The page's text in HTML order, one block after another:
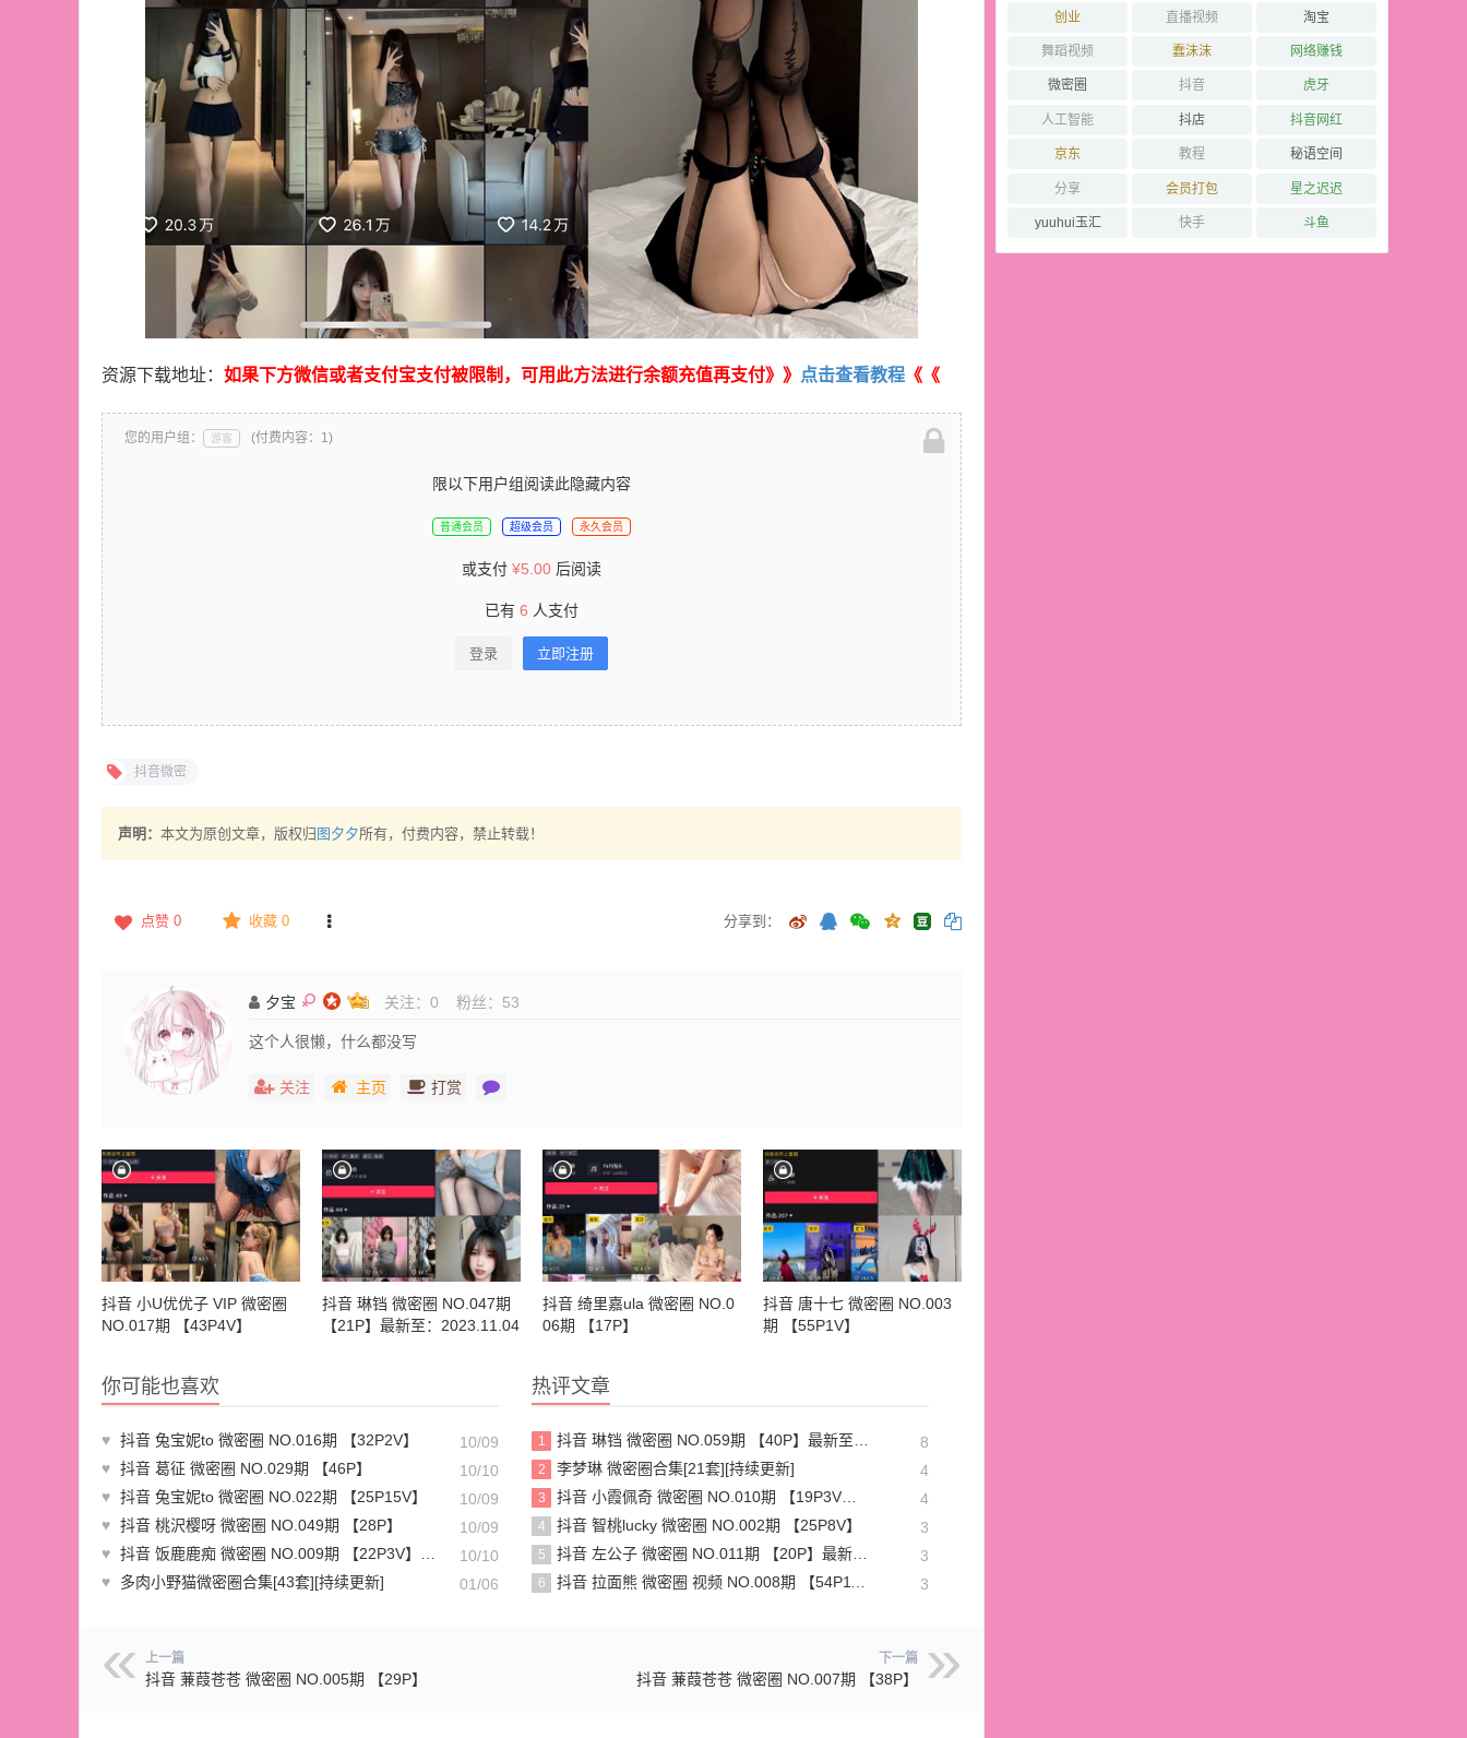
资源下载地址： 如果下方微信或者支付宝支付被限制，可用此方法进行余额充值再支付》》 点击查看教程 《《
您的用户组： 游客 (付费内容：1)
限以下用户组阅读此隐藏内容
普通会员 超级会员 永久会员
或支付 ¥5.00 后阅读
已有 6 人支付
登录 立即注册
抖音微密
声明： 本文为原创文章，版权归 图夕夕所有，付费内容，禁止转载！
点赞 0 收藏 0 分享到：
夕宝 关注： 0 粉丝： 53
这个人很懒，什么都没写
关注 主页 打赏
抖音 小U优优子 VIP 微密圈
NO.017期 【43P4V】
抖音 琳铛 微密圈 NO.047期
【21P】最新至：2023.11.04
抖音 绮里嘉ula 微密圈 NO.0
06期 【17P】
抖音 唐十七 微密圈 NO.003
期 【55P1V】
你可能也喜欢
♥ 抖音 兔宝妮to 微密圈 NO.016期 【32P2V】
10/09
♥ 抖音 葛征 微密圈 NO.029期 【46P】
10/10
♥ 抖音 兔宝妮to 微密圈 NO.022期 【25P15V】
10/09
♥ 抖音 桃沢樱呀 微密圈 NO.049期 【28P】
10/09
♥ 抖音 饭鹿鹿痴 微密圈 NO.009期 【22P3V】最新至：2023.7.18
10/10
♥
多肉小野猫微密圈合集[43套][持续更新] 01/06
热评文章
1 抖音 琳铛 微密圈 NO.059期 【40P】最新至：2024.1.10 8
2 李梦琳 微密圈合集[21套][持续更新] 4
3 抖音 小霞佩奇 微密圈 NO.010期 【19P3V】最新至：2025.5.26 4
4 抖音 智桃lucky 微密圈 NO.002期 【25P8V】 3
5 抖音 左公子 微密圈 NO.011期 【20P】最新至：2024.5.13 3
6 抖音 拉面熊 微密圈 视频 NO.008期 【54P11V】 3
上一篇
抖音 蒹葭苍苍 微密圈 NO.005期 【29P】
下一篇
抖音 蒹葭苍苍 微密圈 NO.007期 【38P】
创业 直播视频 淘宝
舞蹈视频 蠢沫沫 网络赚钱
微密圈 抖音 虎牙
人工智能 抖店 抖音网红
京东 教程 秘语空间
分享 会员打包 星之迟迟
yuuhui玉汇 快手 斗鱼